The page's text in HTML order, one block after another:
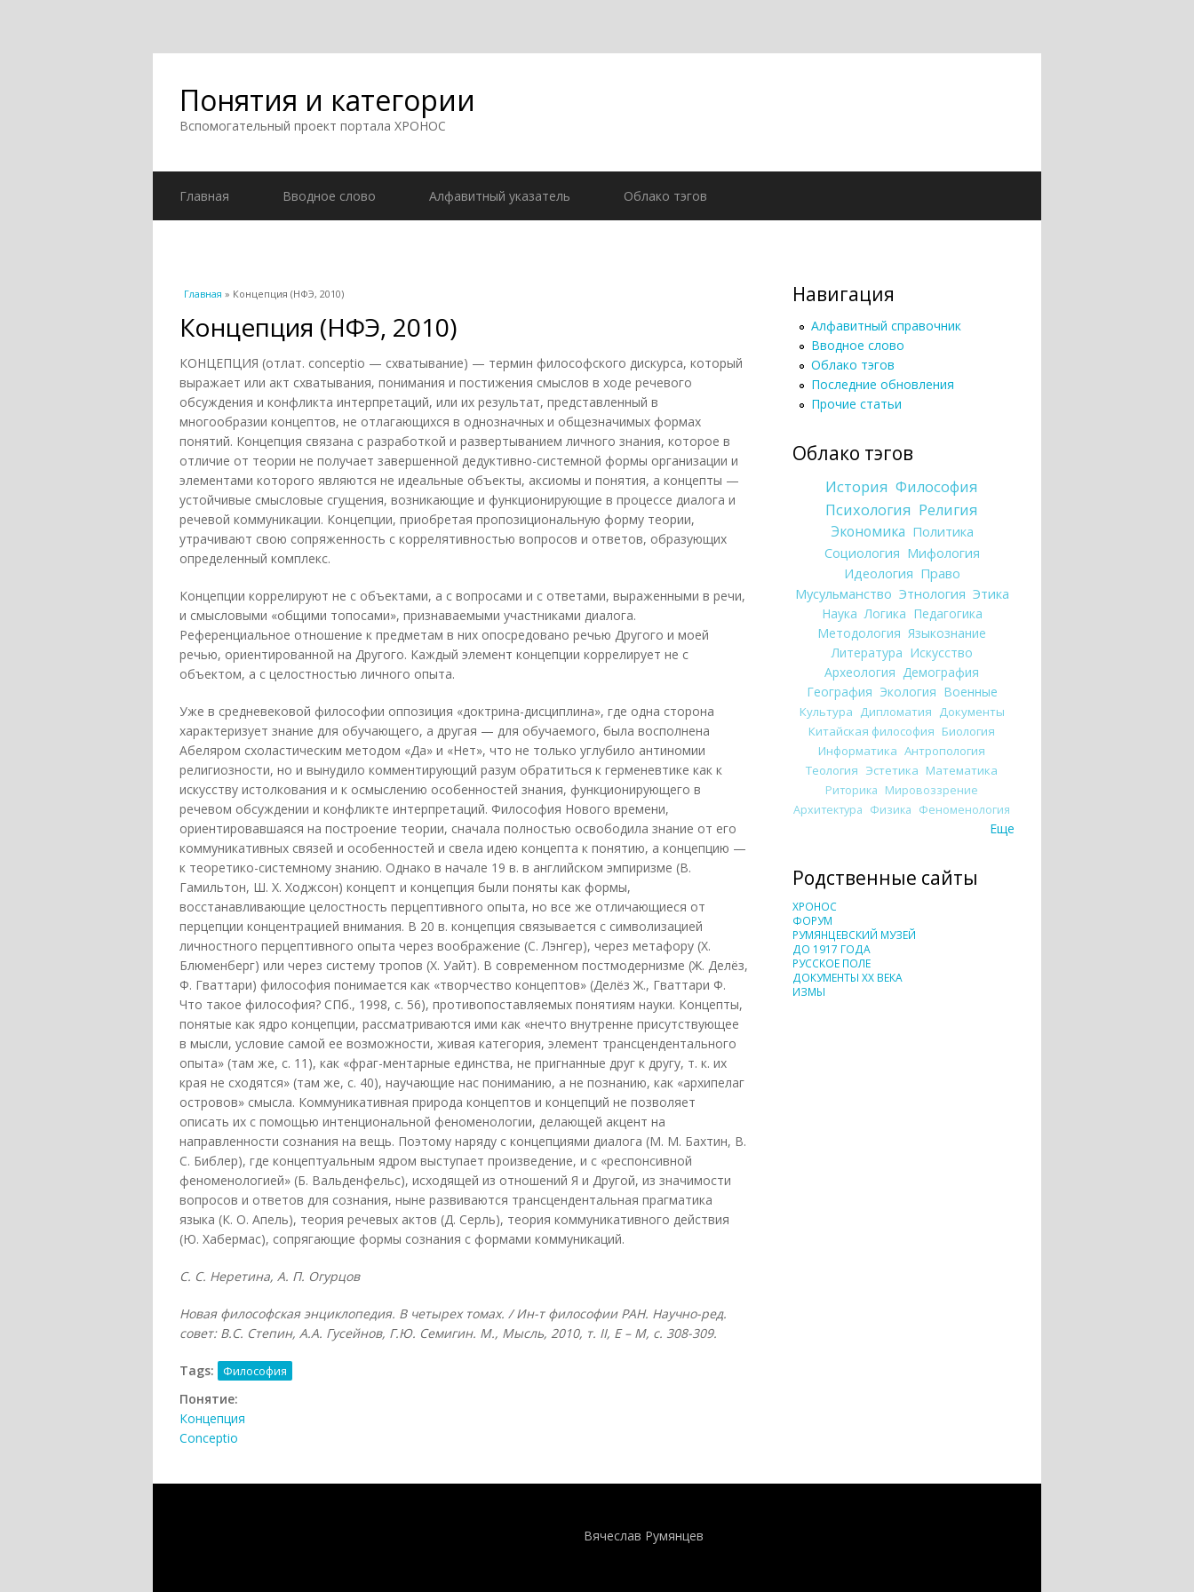
Понятия и категории
Вспомогательный проект портала ХРОНОС
Главная Вводное слово Алфавитный указатель Облако тэгов
Вы здесь
Главная » Концепция (НФЭ, 2010)
Концепция (НФЭ, 2010)
КОНЦЕПЦИЯ (отлат. conceptio — схватывание) — термин философского дискурса, который
выражает или акт схватывания, понимания и постижения смыслов в ходе речевого
обсуждения и конфликта интерпретаций, или их результат, представленный в
многообразии концептов, не отлагающихся в однозначных и общезначимых формах
понятий. Концепция связана с разработкой и развертыванием личного знания, которое в
отличие от теории не получает завершенной дедуктивно-системной формы организации и
элементами которого являются не идеальные объекты, аксиомы и понятия, а концепты —
устойчивые смысловые сгущения, возникающие и функционирующие в процессе диалога и
речевой коммуникации. Концепции, приобретая пропозициональную форму теории,
утрачивают свою сопряженность с коррелятивностью вопросов и ответов, образующих
определенный комплекс.
Концепции коррелируют не с объектами, а с вопросами и с ответами, выраженными в речи,
и смысловыми «общими топосами», признаваемыми участниками диалога.
Референциальное отношение к предметам в них опосредовано речью Другого и моей
речью, ориентированной на Другого. Каждый элемент концепции коррелирует не с
объектом, а с целостностью личного опыта.
Уже в средневековой философии оппозиция «доктрина-дисциплина», где одна сторона
характеризует знание для обучающего, а другая — для обучаемого, была восполнена
Абеляром схоластическим методом «Да» и «Нет», что не только углубило антиномии
религиозности, но и вынудило комментирующий разум обратиться к герменевтике как к
искусству истолкования и к осмыслению особенностей знания, функционирующего в
речевом обсуждении и конфликте интерпретаций. Философия Нового времени,
ориентировавшаяся на построение теории, сначала полностью освободила знание от его
коммуникативных связей и особенностей и свела идею концепта к понятию, а концепцию —
к теоретико-системному знанию. Однако в начале 19 в. в английском эмпиризме (В.
Гамильтон, Ш. X. Ходжсон) концепт и концепция были поняты как формы,
восстанавливающие целостность перцептивного опыта, но все же отличающиеся от
перцепции концентрацией внимания. В 20 в. концепция связывается с символизацией
личностного перцептивного опыта через воображение (С. Лэнгер), через метафору (X.
Блюменберг) или через систему тропов (X. Уайт). В современном постмодернизме (Ж. Делёз,
Ф. Гваттари) философия понимается как «творчество концептов» (Делёз Ж., Гваттари Ф.
Что такое философия? СПб., 1998, с. 56), противопоставляемых понятиям науки. Концепты,
понятые как ядро концепции, рассматриваются ими как «нечто внутренне присутствующее
в мысли, условие самой ее возможности, живая категория, элемент трансцендентального
опыта» (там же, с. 11), как «фраг-ментарные единства, не пригнанные друг к другу, т. к. их
края не сходятся» (там же, с. 40), научающие нас пониманию, а не познанию, как «архипелаг
островов» смысла. Коммуникативная природа концептов и концепций не позволяет
описать их с помощью интенциональной феноменологии, делающей акцент на
направленности сознания на вещь. Поэтому наряду с концепциями диалога (М. М. Бахтин, В.
С. Библер), где концептуальным ядром выступает произведение, и с «респонсивной
феноменологией» (Б. Вальденфельс), исходящей из отношений Я и Другой, из значимости
вопросов и ответов для сознания, ныне развиваются трансцендентальная прагматика
языка (К. О. Апель), теория речевых актов (Д. Серль), теория коммуникативного действия
(Ю. Хабермас), сопрягающие формы сознания с формами коммуникаций.
С. С. Неретина, А. П. Огурцов
Новая философская энциклопедия. В четырех томах. / Ин-т философии РАН. Научно-ред.
совет: В.С. Степин, А.А. Гусейнов, Г.Ю. Семигин. М., Мысль, 2010, т. II, Е – М, с. 308-309.
Tags: Философия
Понятие:
Концепция
Conceptio
Навигация
Алфавитный справочник
Вводное слово
Облако тэгов
Последние обновления
Прочие статьи
Облако тэгов
История Философия
Психология Религия
Экономика Политика
Социология Мифология
Идеология Право
Мусульманство Этнология Этика
Наука Логика Педагогика
Методология Языкознание
Литература Искусство
Археология Демография
География Экология Военные
Культура Дипломатия Документы
Китайская философия Биология
Информатика Антропология
Теология Эстетика Математика
Риторика Мировоззрение
Архитектура Физика Феноменология
Еще
Родственные сайты
ХРОНОС
ФОРУМ
РУМЯНЦЕВСКИЙ МУЗЕЙ
ДО 1917 ГОДА
РУССКОЕ ПОЛЕ
ДОКУМЕНТЫ XX ВЕКА
ИЗМЫ
Вячеслав Румянцев